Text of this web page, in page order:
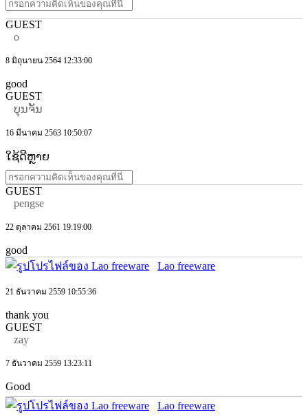
GUEST
o
8 มิถุนายน 2564 12:33:00
good
GUEST
ບຸນຈັນ
16 มีนาคม 2563 10:50:07
ໃຊ້ດີຫຼາຍ
GUEST
pengse
22 ตุลาคม 2561 19:19:00
good
Lao freeware
21 ธันวาคม 2559 10:55:36
thank you
GUEST
zay
7 ธันวาคม 2559 13:23:11
Good
Lao freeware